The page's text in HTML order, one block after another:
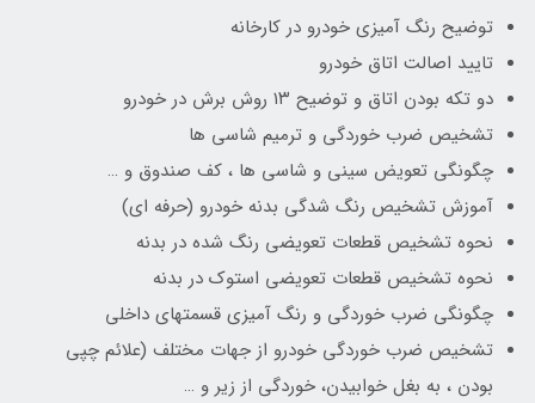
توضیح رنگ آمیزی خودرو در کارخانه
تایید اصالت اتاق خودرو
دو تکه بودن اتاق و توضیح ۱۳ روش برش در خودرو
تشخیص ضرب خوردگی و ترمیم شاسی ها
چگونگی تعویض سینی و شاسی ها ، کف صندوق و …
آموزش تشخیص رنگ شدگی بدنه خودرو (حرفه ای)
نحوه تشخيص قطعات تعویضی رنگ شده در بدنه
نحوه تشخیص قطعات تعویضی استوک در بدنه
چگونگی ضرب خوردگی و رنگ آمیزی قسمتهای داخلی
تشخیص ضرب خوردگی خودرو از جهات مختلف (علائم چپی
بودن ، به بغل خوابیدن، خوردگی از زیر و …